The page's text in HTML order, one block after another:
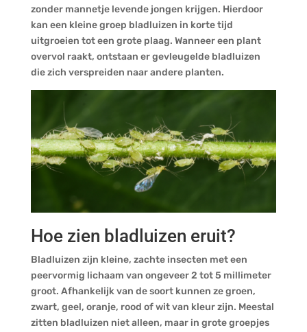
zonder mannetje levende jongen krijgen. Hierdoor
kan een kleine groep bladluizen in korte tijd
uitgroeien tot een grote plaag. Wanneer een plant
overvol raakt, ontstaan er gevleugelde bladluizen
die zich verspreiden naar andere planten.
Hoe zien bladluizen eruit?
Bladluizen zijn kleine, zachte insecten met een
peervormig lichaam van ongeveer 2 tot 5 millimeter
groot. Afhankelijk van de soort kunnen ze groen,
zwart, geel, oranje, rood of wit van kleur zijn. Meestal
zitten bladluizen niet alleen, maar in grote groepjes